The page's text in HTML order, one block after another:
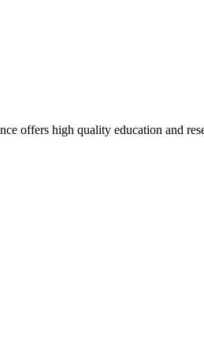
offers high quality education and